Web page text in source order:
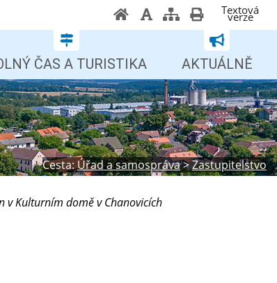
Textová
verze
ČAS A TURISTIKA AKTUÁLNĚ
Cesta: Úřad a samospráva>Zastupitelstvo
v Kulturním domě v Chanovicích